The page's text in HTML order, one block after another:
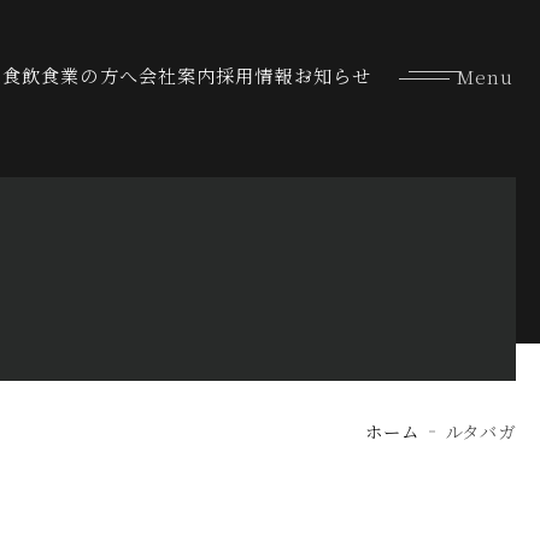
飲食業の方へ会社案内採用情報お知らせ
ホーム ルタバガ